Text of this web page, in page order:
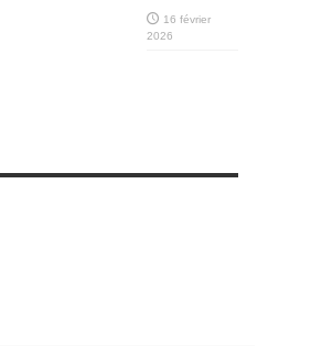
16 février
2026